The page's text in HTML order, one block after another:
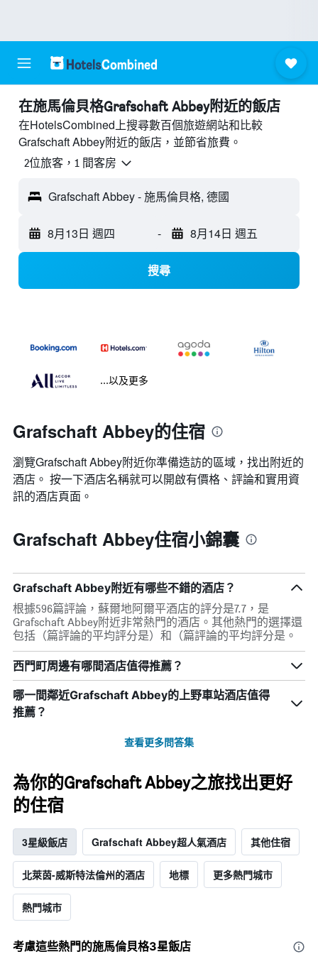
​在施馬倫貝格Grafschaft Abbey附近​的飯店
在HotelsCombined上搜尋數百個旅遊網站和比較
Grafschaft Abbey附近的飯店，並節省旅費。
2位旅客，1 間客房
Grafschaft Abbey - 施馬倫貝格, 德國
8月13日 週四 - 8月14日 週五
搜尋
...以及更多
Grafschaft Abbey的住宿
瀏覽Grafschaft Abbey​附近你準備造訪的區域，找出附近的
酒店。 按一下酒店名稱就可以開啟有價格、評論和實用資
訊的酒店頁面。
Grafschaft Abbey住宿小錦囊
Grafschaft Abbey附近有哪些不錯的酒店？
根據596篇評論，蘇爾地阿爾平酒店的評分是7.7，是
Grafschaft Abbey附近非常熱門的酒店。其他熱門的選擇還
包括（篇評論的平均評分是）和（篇評論的平均評分是。
西門町周邊有哪間酒店值得推薦？
哪一間鄰近Grafschaft Abbey的上野車站酒店值得
推薦？
查看更多問答集
為你的Grafschaft Abbey之旅找出更好
的住宿
3星級飯店 Grafschaft Abbey超人氣酒店 其他住宿
北萊茵-威斯特法倫州的酒店 地標 更多熱門城市
熱門城市
考慮這些熱門的施馬倫貝格3星​飯店